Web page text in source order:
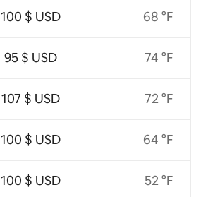
100 $ USD
95 $ USD
107 $ USD
100 $ USD
100 $ USD
68 °F
74 °F
72 °F
64 °F
52 °F